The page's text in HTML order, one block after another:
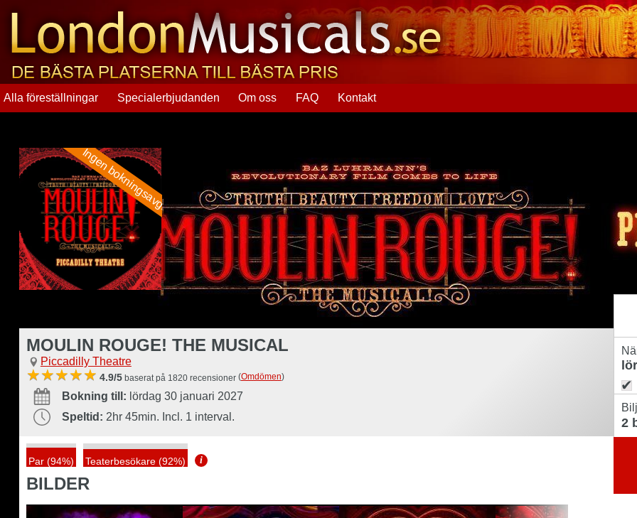
Alla föreställningar Specialerbjudanden Om oss FAQ Kontakt
Ingen bokningsavgift
MOULIN ROUGE! THE MUSICAL
Piccadilly Theatre
4.9/5 baserat på 1820 recensioner (Omdömen)
Bokning till: lördag 30 januari 2027
Speltid: 2hr 45min. Incl. 1 interval.
Par (94%) Teaterbesökare (92%) i
BILDER